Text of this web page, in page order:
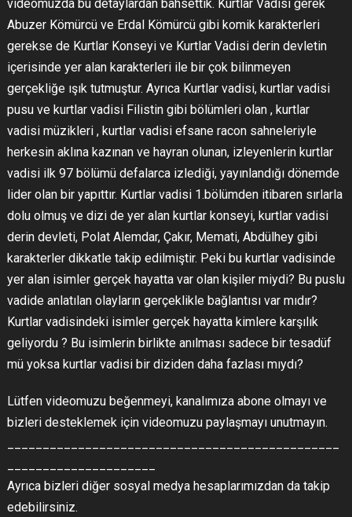
videomuzda bu detaylardan bahsettik. Kurtlar Vadisi gerek
Abuzer Kömürcü ve Erdal Kömürcü gibi komik karakterleri
gerekse de Kurtlar Konseyi ve Kurtlar Vadisi derin devletin
içerisinde yer alan karakterleri ile bir çok bilinmeyen
gerçekliğe ışık tutmuştur. Ayrıca Kurtlar vadisi, kurtlar vadisi
pusu ve kurtlar vadisi Filistin gibi bölümleri olan , kurtlar
vadisi müzikleri , kurtlar vadisi efsane racon sahneleriyle
herkesin aklına kazınan ve hayran olunan, izleyenlerin kurtlar
vadisi ilk 97 bölümü defalarca izlediği, yayınlandığı dönemde
lider olan bir yapıttır. Kurtlar vadisi 1.bölümden itibaren sırlarla
dolu olmuş ve dizi de yer alan kurtlar konseyi, kurtlar vadisi
derin devleti, Polat Alemdar, Çakır, Memati, Abdülhey gibi
karakterler dikkatle takip edilmiştir. Peki bu kurtlar vadisinde
yer alan isimler gerçek hayatta var olan kişiler miydi? Bu puslu
vadide anlatılan olayların gerçeklikle bağlantısı var mıdır?
Kurtlar vadisindeki isimler gerçek hayatta kimlere karşılık
geliyordu ? Bu isimlerin birlikte anılması sadece bir tesadüf
mü yoksa kurtlar vadisi bir diziden daha fazlası mıydı?
Lütfen videomuzu beğenmeyi, kanalımıza abone olmayı ve
bizleri desteklemek için videomuzu paylaşmayı unutmayın.
Ayrıca bizleri diğer sosyal medya hesaplarımızdan da takip
edebilirsiniz.